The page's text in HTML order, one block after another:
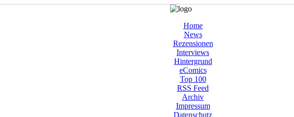
Home
News
Rezensionen
Interviews
Hintergrund
eComics
Top 100
RSS Feed
Archiv
Impressum
Datenschutz